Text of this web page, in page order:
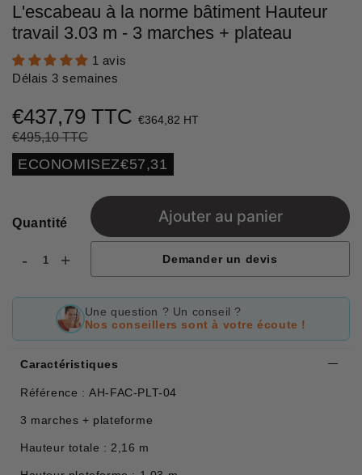
L'escabeau à la norme bâtiment Hauteur
travail 3.03 m - 3 marches + plateau
1 avis
Délais 3 semaines
€437,79 TTC €364,82 HT
€495,10 TTC
régulier
réduit
Unit
price
ECONOMISEZ€57,31
Quantité
- +
Ajouter au panier
Demander un devis
Une question ? Un conseil ?
Nos conseillers sont à votre écoute !
Caractéristiques
Référence : AH-FAC-PLT-04
3 marches + plateforme
Hauteur totale : 2,16 m